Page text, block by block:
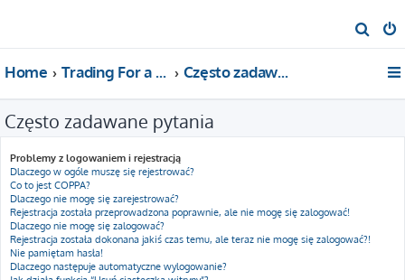
z
j
Home Trading For a Living Często zadawane pytania
Często zadawane pytania
Problemy z logowaniem i rejestracją
Dlaczego w ogóle muszę się rejestrować?
Co to jest COPPA?
Dlaczego nie mogę się zarejestrować?
Rejestracja została przeprowadzona poprawnie, ale nie mogę się zalogować!
Dlaczego nie mogę się zalogować?
Rejestracja została dokonana jakiś czas temu, ale teraz nie mogę się zalogować?!
Nie pamiętam hasła!
Dlaczego następuje automatyczne wylogowanie?